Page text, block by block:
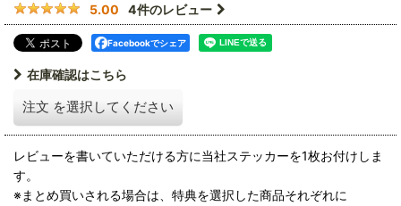
5.00 4件のレビュー
Facebookでシェア
在庫確認はこちら
注文 を選択してください
レビューを書いていただける方に当社ステッカーを1枚お付けしま
す。
※まとめ買いされる場合は、特典を選択した商品それぞれに